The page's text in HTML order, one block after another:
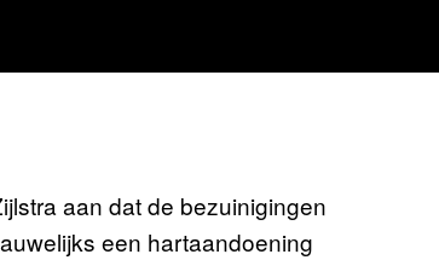
aan dat de bezuinigingen
een hartaandoening